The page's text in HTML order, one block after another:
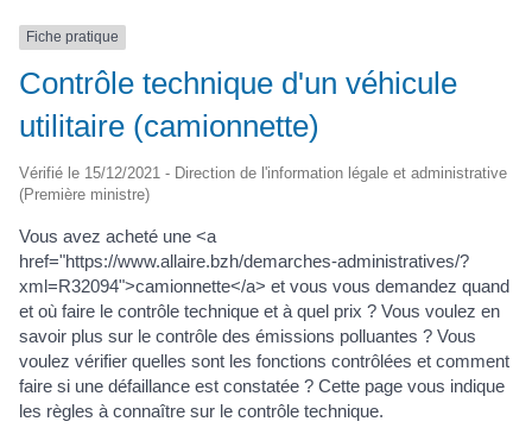
Fiche pratique
Contrôle technique d'un véhicule
utilitaire (camionnette)
Vérifié le 15/12/2021 - Direction de l'information légale et administrative
(Première ministre)
Vous avez acheté une <a
href="https://www.allaire.bzh/demarches-administratives/?
xml=R32094">camionnette</a> et vous vous demandez quand
et où faire le contrôle technique et à quel prix ? Vous voulez en
savoir plus sur le contrôle des émissions polluantes ? Vous
voulez vérifier quelles sont les fonctions contrôlées et comment
faire si une défaillance est constatée ? Cette page vous indique
les règles à connaître sur le contrôle technique.